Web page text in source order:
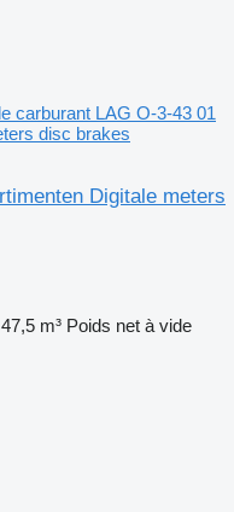
carburant LAG O-3-43 01
disc brakes
Digitale meters
47,5 m³ Poids net à vide